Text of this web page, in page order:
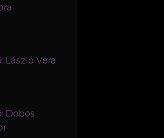
László Vera
Dobos